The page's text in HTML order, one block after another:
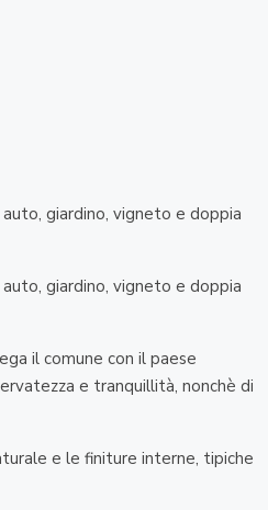
giardino, vigneto e doppia
giardino, vigneto e doppia
il comune con il paese
e tranquillità, nonchè di
e le finiture interne, tipiche